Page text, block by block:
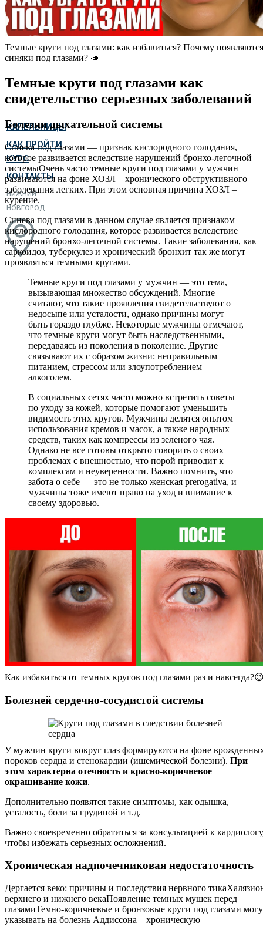
КАПЕЛЬНИЦЫ
КАК ПРОЙТИ
КУРС
КОНТАКТЫ
НИЖНИЙ
НОВГОРОД
Темные круги под глазами: как избавиться? Почему появляются
синяки под глазами? 📣
Темные круги под глазами как
свидетельство серьезных заболеваний
Болезни дыхательной системы
Синева под глазами — признак кислородного голодания,
которое развивается вследствие нарушений бронхо-легочной
системыОчень часто темные круги под глазами у мужчин
развиваются на фоне ХОЗЛ – хронического обструктивного
заболевания легких. При этом основная причина ХОЗЛ –
курение.
Синева под глазами в данном случае является признаком
кислородного голодания, которое развивается вследствие
нарушений бронхо-легочной системы. Такие заболевания, как
саркоидоз, туберкулез и хронический бронхит так же могут
проявляться темными кругами.
Темные круги под глазами у мужчин — это тема,
вызывающая множество обсуждений. Многие
считают, что такие проявления свидетельствуют о
недосыпе или усталости, однако причины могут
быть гораздо глубже. Некоторые мужчины отмечают,
что темные круги могут быть наследственными,
передаваясь из поколения в поколение. Другие
связывают их с образом жизни: неправильным
питанием, стрессом или злоупотреблением
алкоголем.
В социальных сетях часто можно встретить советы
по уходу за кожей, которые помогают уменьшить
видимость этих кругов. Мужчины делятся опытом
использования кремов и масок, а также народных
средств, таких как компрессы из зеленого чая.
Однако не все готовы открыто говорить о своих
проблемах с внешностью, что порой приводит к
комплексам и неуверенности. Важно помнить, что
забота о себе — это не только женская prerogativa, и
мужчины тоже имеют право на уход и внимание к
своему здоровью.
Как избавиться от темных кругов под глазами раз и
Болезней сердечно-сосудистой системы
У мужчин круги вокруг глаз формируются на фоне
пороков сердца и стенокардии (ишемической болезни). При
этом характерна отечность и красно-коричневое
окрашивание кожи.
Дополнительно появятся такие симптомы, как одышка,
усталость, боли за грудиной и т.д.
Важно своевременно обратиться за консультацией к
чтобы избежать серьезных осложнений.
Хроническая надпочечниковая недостаточность
Дергается веко: причины и последствия нервного
верхнего и нижнего векаПоявление темных мушек перед
глазамиТемно-коричневые и бронзовые круги под глазами
указывать на болезнь Аддиссона – хроническую